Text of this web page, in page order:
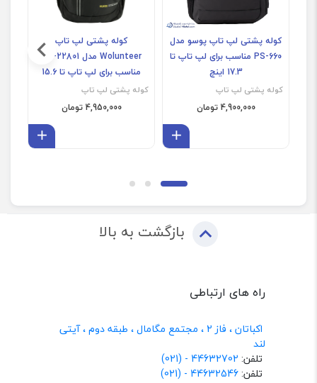
کوله پشتی لپ تاپ پوسو مدل
PS-660 مناسب برای لپ تاپ تا
17.3 اینچ
کوله پشتی لپ تاپ
4,900,000 تومان
کوله پشتی لپ تاپ
Wolunteer مدل MJ-22801
مناسب برای لپ تاپ تا 15.6
اینچ
کوله پشتی لپ تاپ
4,950,000 تومان
بازگشت به بالا
راه های ارتباطی
اکباتان ، فاز 2 ، مجتمع مگامال ، طبقه دوم ، آیتی
لند
تلفن: 44632702 - (021)
تلفن:44632546 - (021)